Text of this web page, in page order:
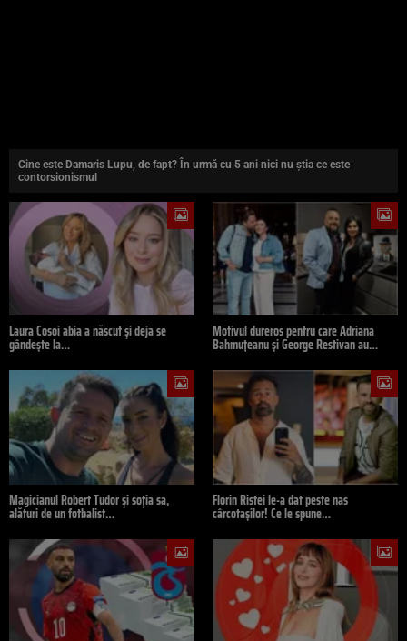
Cine este Damaris Lupu, de fapt? În urmă cu 5 ani nici nu știa ce este
contorsionismul
Laura Cosoi abia a născut și deja se
gândește la…
Motivul dureros pentru care Adriana
Bahmuțeanu și George Restivan au…
Magicianul Robert Tudor și soția sa,
alături de un fotbalist…
Florin Ristei le-a dat peste nas
cârcotașilor! Ce le spune…